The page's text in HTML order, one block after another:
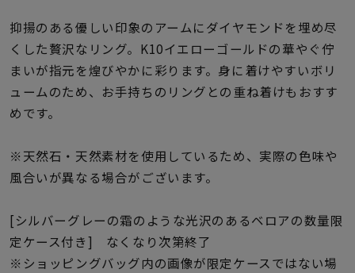
リングサイズ
メンズ
リングサイズ
～
価格 ¥0
在庫 在庫ありのみ すべて表示
抑揚のある優しい印象のアームにダイヤモンドを埋め尽
くした贅沢なリング。K10イエローゴールドの華やぐ佇
まいが指元を煌びやかに彩ります。身に着けやすいボリ
ュームのため、お手持ちのリングとの重ね着けもおすす
めです。
※天然石・天然素材を使用しているため、実際の色味や
風合いが異なる場合がございます。
[シルバーグレーの霜のような光沢のあるベロアの数量限
定ケース付き] なくなり次第終了
※ショッピングバッグ内の画像が限定ケースではない場